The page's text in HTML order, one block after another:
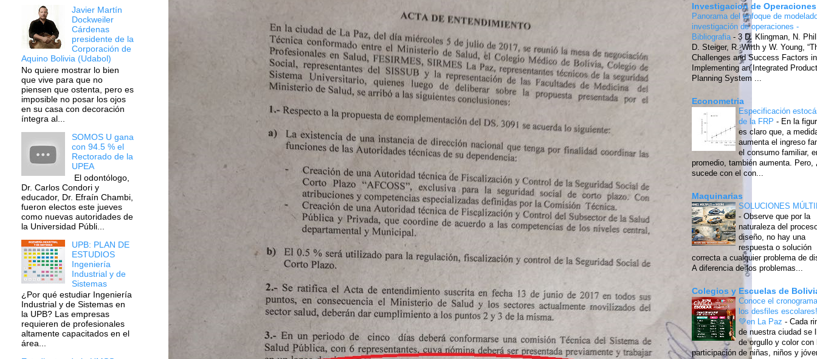
Javier Martín
Dockweiler
Cárdenas
presidente de la
Corporación de
Aquino Bolivia (Udabol)
No quiere mostrar lo bien
que vive para que no
piensen que ostenta, pero es
imposible no posar los ojos
en su casa con decoración
íntegra al...
SOMOS U gana
con 94.5 % el
Rectorado de la
UPEA
El odontólogo,
Dr. Carlos Condori y
educador, Dr. Efraín Chambi,
fueron electos este jueves
como nuevas autoridades de
la Universidad Públi...
UPB: PLAN DE
ESTUDIOS
Ingeniería
Industrial y de
Sistemas
¿Por qué estudiar Ingeniería
Industrial y de Sistemas en
la UPB? Las empresas
requieren de profesionales
altamente capacitados en el
área...
Investigacion de Operaciones
Panorama del enfoque de
investigación de operaciones -
Bibliografia - 3 D. Klingman, N.
D. Steiger, R. Wirth y W. Young,
Challenges and Success Factors in
Implementing an Integrated
Planning System ...
Econometria
Especificación
de la FRP - En la
es claro que, a
aumenta el ingreso
el consumo familiar,
promedio, también aumenta. Pero,
sucede con el con...
Maquinarias
SOLUCIONES
- Observe que por la
naturaleza del
diseño, no hay una
respuesta o solución
correcta a cualquier problema de
A diferencia de los problemas...
Colegios y Escuelas de
Conoce el
los desfiles
💚en La Paz - Cada
de nuestra ciudad se
de orgullo y color con
participación de niñas, niños y